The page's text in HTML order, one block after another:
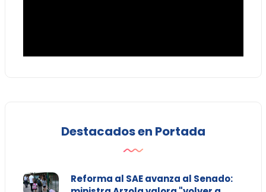
Destacados en Portada
Reforma al SAE avanza al Senado: